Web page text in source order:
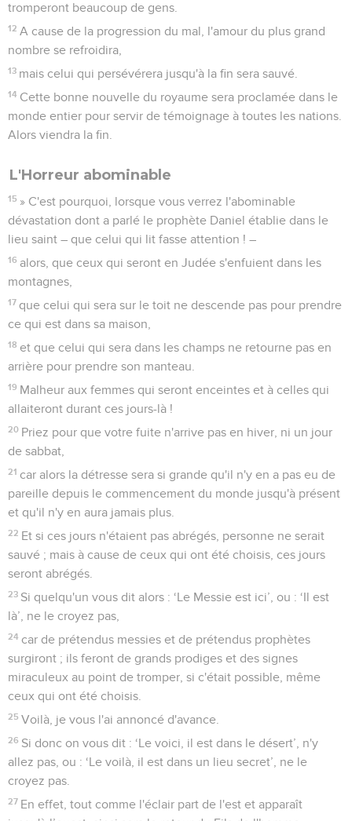
tromperont beaucoup de gens.
12 A cause de la progression du mal, l'amour du plus grand
nombre se refroidira,
13 mais celui qui persévérera jusqu'à la fin sera sauvé.
14 Cette bonne nouvelle du royaume sera proclamée dans le
monde entier pour servir de témoignage à toutes les nations.
Alors viendra la fin.
L'Horreur abominable
15 » C'est pourquoi, lorsque vous verrez l'abominable
dévastation dont a parlé le prophète Daniel établie dans le
lieu saint – que celui qui lit fasse attention ! –
16 alors, que ceux qui seront en Judée s'enfuient dans les
montagnes,
17 que celui qui sera sur le toit ne descende pas pour prendre
ce qui est dans sa maison,
18 et que celui qui sera dans les champs ne retourne pas en
arrière pour prendre son manteau.
19 Malheur aux femmes qui seront enceintes et à celles qui
allaiteront durant ces jours-là !
20 Priez pour que votre fuite n'arrive pas en hiver, ni un jour
de sabbat,
21 car alors la détresse sera si grande qu'il n'y en a pas eu de
pareille depuis le commencement du monde jusqu'à présent
et qu'il n'y en aura jamais plus.
22 Et si ces jours n'étaient pas abrégés, personne ne serait
sauvé ; mais à cause de ceux qui ont été choisis, ces jours
seront abrégés.
23 Si quelqu'un vous dit alors : ‘Le Messie est ici’, ou : ‘Il est
là’, ne le croyez pas,
24 car de prétendus messies et de prétendus prophètes
surgiront ; ils feront de grands prodiges et des signes
miraculeux au point de tromper, si c'était possible, même
ceux qui ont été choisis.
25 Voilà, je vous l'ai annoncé d'avance.
26 Si donc on vous dit : ‘Le voici, il est dans le désert’, n'y
allez pas, ou : ‘Le voilà, il est dans un lieu secret’, ne le
croyez pas.
27 En effet, tout comme l'éclair part de l'est et apparaît